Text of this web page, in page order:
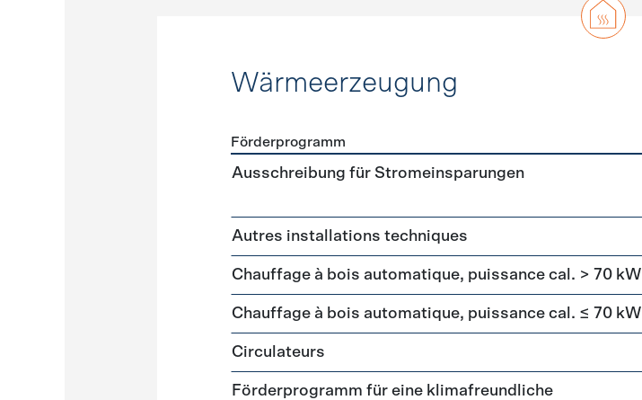
Wärmeerzeugung
Förderprogramme Wärmeerzeugung
Förderprogramm
Ausschreibung für Stromeinsparungen
Autres installations techniques
Chauffage à bois automatique, puissance cal. > 70 kW
Chauffage à bois automatique, puissance cal. ≤ 70 kW
Circulateurs
Förderprogramm für eine klimafreundliche